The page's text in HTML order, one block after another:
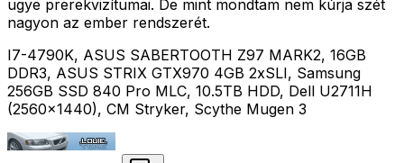
ugye prerekvizítumai. De mint mondtam nem kúrja szét
nagyon az ember rendszerét.
I7-4790K, ASUS SABERTOOTH Z97 MARK2, 16GB
DDR3, ASUS STRIX GTX970 4GB 2xSLI, Samsung
256GB SSD 840 Pro MLC, 10.5TB HDD, Dell U2711H
(2560x1440), CM Stryker, Scythe Mugen 3